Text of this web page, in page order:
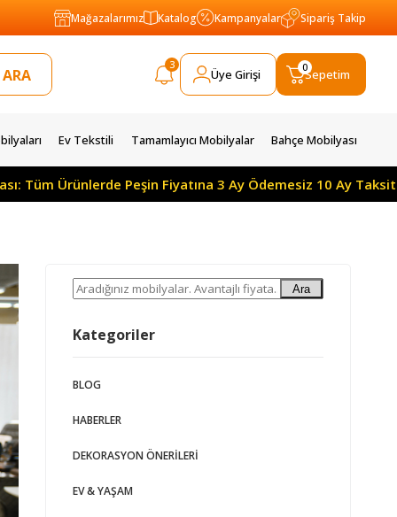
Mağazalarımız Katalog Kampanyalar Sipariş Takip
3
Üye Girişi Sepetim
0
Ev Tekstili Tamamlayıcı Mobilyalar Bahçe Mobilyası
Fiyatına 3 Ay Ödemesiz 10 Ay Taksitle Yılın
Ara
Kategoriler
BLOG
HABERLER
DEKORASYON ÖNERILERI
EV & YAŞAM